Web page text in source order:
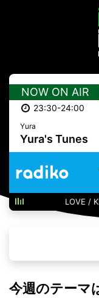
NOW ON AIR
23:30-24:00
Yura
Yura's Tunes
LOVE /
今週のテーマ